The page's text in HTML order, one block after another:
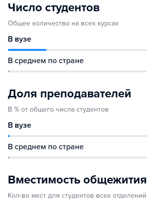
Число студентов
Общее количество на всех курсах
В вузе
В среднем по стране
Доля преподавателей
В % от общего числа студентов
В вузе
В среднем по стране
Вместимость общежития
Кол-во мест для студентов всех отделений